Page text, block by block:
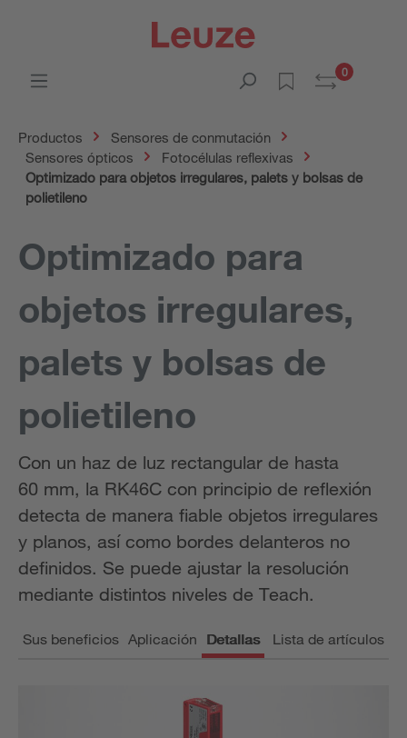
0
Productos
Sensores de conmutación
Sensores ópticos
Fotocélulas reflexivas
Optimizado para objetos irregulares, palets y bolsas de
polietileno
Optimizado para
objetos irregulares,
palets y bolsas de
polietileno
Con un haz de luz rectangular de hasta
60 mm, la RK46C con principio de reflexión
detecta de manera fiable objetos irregulares
y planos, así como bordes delanteros no
definidos. Se puede ajustar la resolución
mediante distintos niveles de Teach.
Sus beneficios Aplicación Detallas Lista de artículos